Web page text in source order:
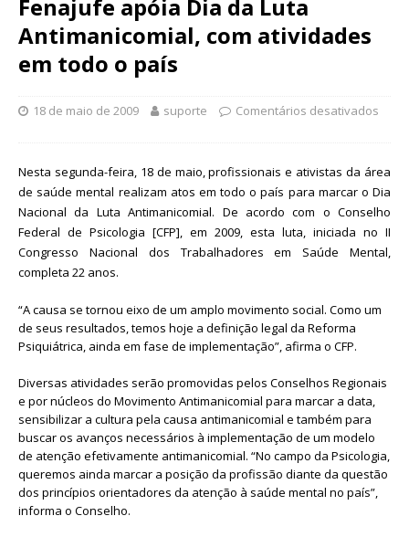
Fenajufe apóia Dia da Luta
Antimanicomial, com atividades
em todo o país
18 de maio de 2009 suporte Comentários desativados
Nesta segunda-feira, 18 de maio, profissionais e ativistas da área
de saúde mental realizam atos em todo o país para marcar o Dia
Nacional da Luta Antimanicomial. De acordo com o Conselho
Federal de Psicologia [CFP], em 2009, esta luta, iniciada no II
Congresso Nacional dos Trabalhadores em Saúde Mental,
completa 22 anos.
“A causa se tornou eixo de um amplo movimento social. Como um
de seus resultados, temos hoje a definição legal da Reforma
Psiquiátrica, ainda em fase de implementação”, afirma o CFP.
Diversas atividades serão promovidas pelos Conselhos Regionais
e por núcleos do Movimento Antimanicomial para marcar a data,
sensibilizar a cultura pela causa antimanicomial e também para
buscar os avanços necessários à implementação de um modelo
de atenção efetivamente antimanicomial. “No campo da Psicologia,
queremos ainda marcar a posição da profissão diante da questão
dos princípios orientadores da atenção à saúde mental no país”,
informa o Conselho.